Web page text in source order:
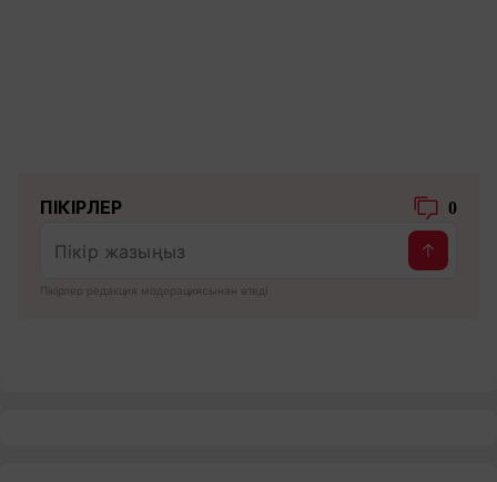
ПІКІРЛЕР 0
Пікірлер редакция модерациясынан өтеді